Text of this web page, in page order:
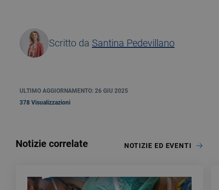
Scritto da Santina Pedevillano
ULTIMO AGGIORNAMENTO: 26 GIU 2025
378 Visualizzazioni
Notizie correlate NOTIZIE ED EVENTI